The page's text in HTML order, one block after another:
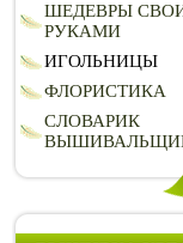
ШЕДЕВРЫ
РУКАМИ
ИГОЛЬНИЦЫ
ФЛОРИСТИКА
СЛОВАРИК